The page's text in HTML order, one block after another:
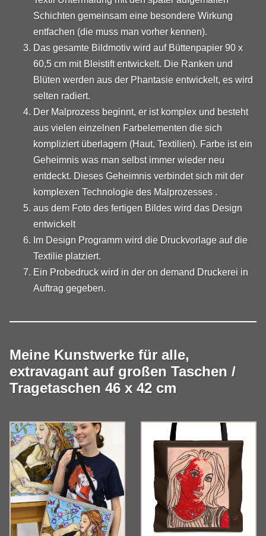
Schichten gemeinsam eine besondere Wirkung
entfachen (die muss man vorher kennen).
Das gesamte Bildmotiv wird auf Büttenpapier 90 x
60,5 cm mit Bleistift entwickelt. Die Ranken und
Blüten werden aus der Phantasie entwickelt, es wird
selten radiert.
Der Malprozess beginnt, er ist komplex und besteht
aus vielen einzelnen Farbelementen die sich
kompliziert überlagern (Haut, Textilien). Farbe ist ein
Geheimnis was man selbst immer wieder neu
entdeckt. Dieses Geheimnis verbindet sich mit der
komplexen Technologie des Malprozesses .
aus dem Foto des fertigen Bildes wird das Design
entwickelt
Im Design Programm wird die Druckvorlage auf die
Textilie platziert.
Ein Probedruck wird in der on demand Druckerei in
Auftrag gegeben.
Meine Kunstwerke für alle,
extravagant auf großen Taschen /
Tragetaschen 46 x 42 cm